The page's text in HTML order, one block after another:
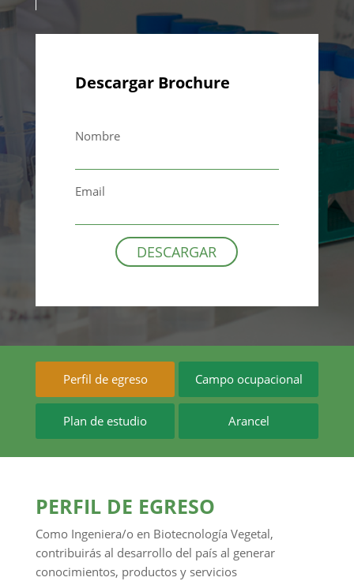
Descargar Brochure
Nombre
Email
Perfil de egreso Campo ocupacional
Plan de estudio Arancel
PERFIL DE EGRESO
Como Ingeniera/o en Biotecnología Vegetal,
contribuirás al desarrollo del país al generar
conocimientos, productos y servicios